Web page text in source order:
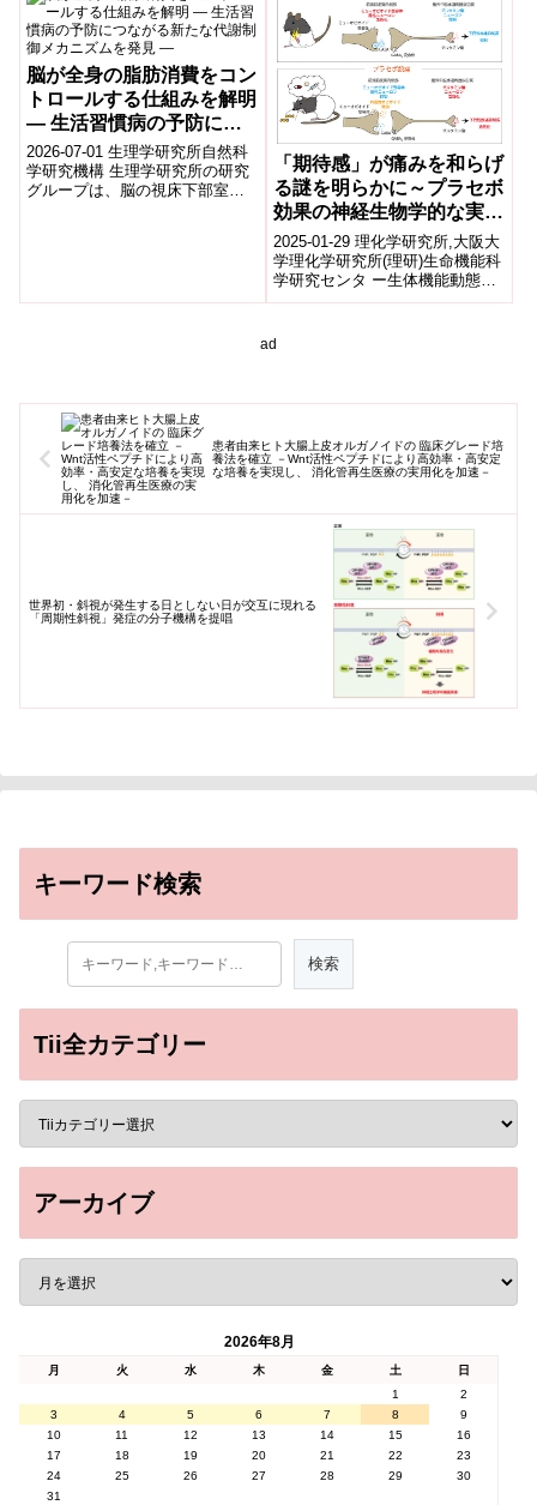
脳が全身の脂肪消費をコン
トロールする仕組みを解明
― 生活習慣病の予防につ
ながる新たな代謝制御メカ
ニズムを発見 ―
2026-07-01 生理学研究所自然科
学研究機構 生理学研究所の研究
グループは、脳の視床下部室傍
「期待感」が痛みを和らげ
る謎を明らかに～プラセボ
効果の神経生物学的な実態
の解明～
2025-01-29 理化学研究所,大阪大
学理化学研究所(理研)生命機能科
学研究センタ ー生体機能動態イ
メージング研究チーム(研究当時)
ad
患者由来ヒト大腸上皮オルガノイドの 臨床グレード培
養法を確立 －Wnt活性ペプチドにより高効率・高安定
な培養を実現し、 消化管再生医療の実用化を加速－
世界初・斜視が発生する日としない日が交互に現れる
「周期性斜視」発症の分子機構を提唱
キーワード検索
Tii全カテゴリー
アーカイブ
2026年8月
月 火 水 木 金 土
日
1
2
3
4 5 6 7 8
9
10
11 12 13 14 15
16
17
18 19 20 21 22
23
24
25 26 27 28 29
30
31